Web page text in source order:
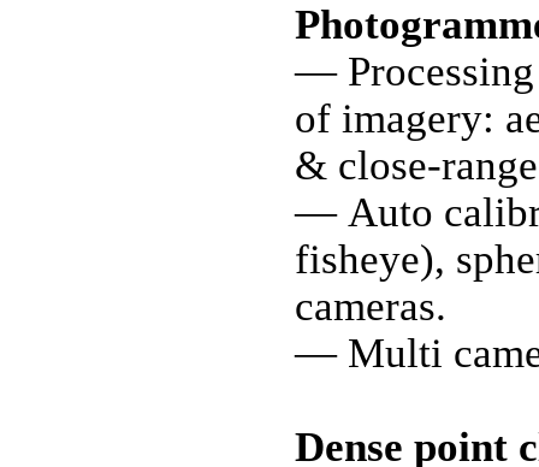
—
of imagery:
& close-
— Auto
fisheye),
cameras.
— Multi
Dense point